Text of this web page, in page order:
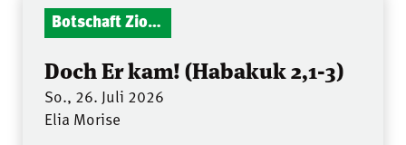
Botschaft Zionshalle
Doch Er kam! (Habakuk 2,1-3)
So., 26. Juli 2026
Elia Morise